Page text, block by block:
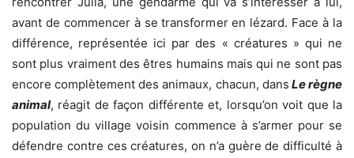
avant de commencer à se transformer en lézard. Face à la
différence, représentée ici par des « créatures » qui ne
sont plus vraiment des êtres humains mais qui ne sont pas
encore complètement des animaux, chacun, dans Le règne
animal, réagit de façon différente et, lorsqu’on voit que la
population du village voisin commence à s’armer pour se
défendre contre ces créatures, on n’a guère de difficulté à